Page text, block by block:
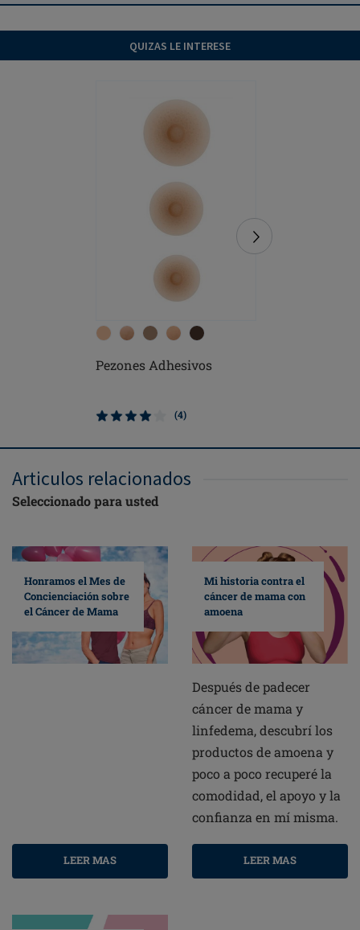
QUIZAS LE INTERESE
Pezones Adhesivos
(4)
Articulos relacionados
Seleccionado para usted
Honramos el Mes de
Concienciación sobre
el Cáncer de Mama
LEER MAS
Mi historia contra el
cáncer de mama con
amoena
Después de padecer
cáncer de mama y
linfedema, descubrí los
productos de amoena y
poco a poco recuperé la
comodidad, el apoyo y la
confianza en mí misma.
LEER MAS